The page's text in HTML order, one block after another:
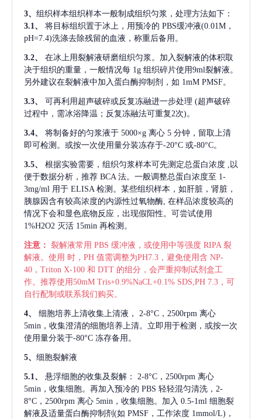
3、 组织样本组织样本一般制成组织匀浆，处理方法如下：
3.1、
将目标组织置于冰上，用预冷的 PBS缓冲液(0.01M，
pH=7.4)洗涤去除残留的血液，称重后备用。
3.2、
在冰上用裂解液研磨组织匀浆。加入裂解液的体积取
决于组织的重量，一般情况每 1g 组织碎片使用9ml裂解液。
另外建议在裂解液中加入蛋白酶抑制剂，如 1mM PMSF。
3.3、 可再利用超声破碎或反复冻融进一步处理 (超声破碎
过程中，需冰浴降温；反复冻融法可重复2次)。
3.4、 将制备好的匀浆液于 5000×g 离心 5 分钟，留取上清
即可检测。或按一次使用量分装冻存于-20°C 或-80°C。
3.5、 根据实验需要，组织匀浆样本可先测定总蛋白浓度 ,以
便于数据分析，推荐 BCA 法。一般调整总蛋白浓度至 1-
3mg/ml 用于 ELISA 检测。某些组织样本，如肝脏，肾脏，
胰腺因含有较高浓度的内源性过氧物酶, 在样品浓度较高的
情况下会和显色底物反应，出现假阳性。可尝试使用
1%H2O2 灭活 15min 再检测。
注意： 裂解液常用 PBS 缓冲液，或使用中等强度 RIPA 裂
解液。使用 时，PH 值需调整为PH7.3，避免使用含 NP-
40，Triton X-100 和 DTT 的组分，会严重抑制试剂盒工
作。推荐使用50mM Tris+0.9%NaCL+0.1% SDS,PH 7.3，可
自行配制或联系我们购买。
4、 细胞培养上清收集上清液，
2-8°C，2500rpm 离心
5min，收集澄清的细胞培养上清。立即用于检测，或按一次
使用量分装于-80°C 冻存备用。
5、 细胞裂解液
5.1、 悬浮细胞的收集及裂解：
2-8°C，2500rpm 离心
5min，收集细胞。再加入预冷的 PBS 轻轻混匀清洗，2-
8°C，2500rpm 离心 5min，收集细胞。加入 0.5-1ml 细胞裂
解液及适量蛋白酶抑制剂(如 PMSF，工作浓度 1mmol/L)，